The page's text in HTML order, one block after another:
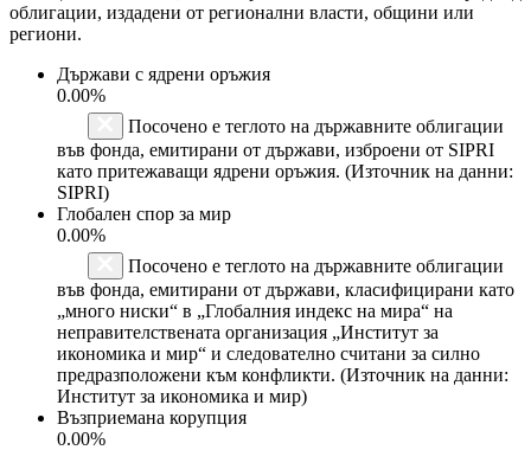
облигации, издадени от регионални власти, общини или
региони.
Държави с ядрени оръжия
0.00%
Посочено е теглото на държавните облигации
във фонда, емитирани от държави, изброени от SIPRI
като притежаващи ядрени оръжия. (Източник на данни:
SIPRI)
Глобален спор за мир
0.00%
Посочено е теглото на държавните облигации
във фонда, емитирани от държави, класифицирани като
„много ниски“ в „Глобалния индекс на мира“ на
неправителствената организация „Институт за
икономика и мир“ и следователно считани за силно
предразположени към конфликти. (Източник на данни:
Институт за икономика и мир)
Възприемана корупция
0.00%